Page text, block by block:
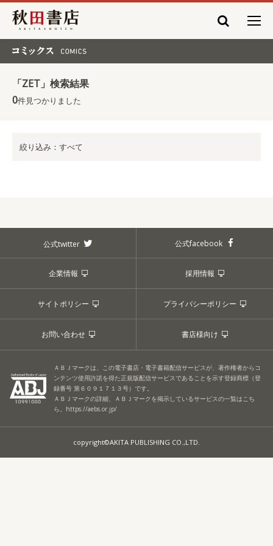
秋田書店
「ZET」検索結果
0件見つかりました
絞り込み：すべて
公式twitter 公式facebook
企業情報 採用情報
サイトポリシー プライバシーポリシー
お問い合わせ 書店様向け
ＡＢＪマークは、この電子書店・電子書籍配信サービスが、著作権者からコ
ンテンツ使用許諾を得た正規版配信サービスであることを示す登録商標（登
録番号 第６０９１７１３号）です。
ＡＢＪマークの詳細、ＡＢＪマークを掲示しているサービスの一覧はこち
ら。 https://aebs.or.jp/
copyright©AKITA PUBLISHING CO.,LTD.